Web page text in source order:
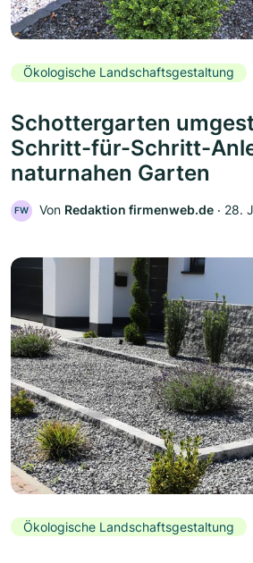
Ökologische Landschaftsgestaltung
Schottergarten
Schritt-für-Schritt-
naturnahen Garten
FW Von Redaktion firmenweb.de ‧ 28.
Ökologische Landschaftsgestaltung